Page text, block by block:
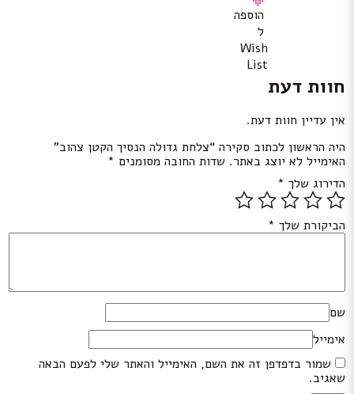
הוספה
ל
Wish
List
חוות דעת
אין עדיין חוות דעת.
היה הראשון לכתוב סקירה “צלחת גדולה הנסיך הקטן צהוב”
האימייל לא יוצג באתר. שדות החובה מסומנים *
הדירוג שלך *
הביקורת שלך *
שם
אימייל
שמור בדפדפן זה את השם, האימייל והאתר שלי לפעם הבאה
שאגיב.